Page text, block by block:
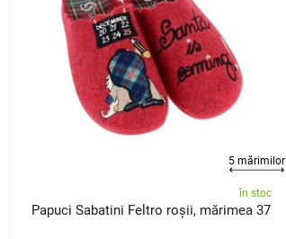
5 mărimilor
în stoc
Papuci Sabatini Feltro roșii, mărimea 37